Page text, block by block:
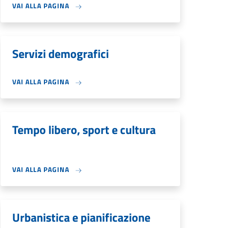
VAI ALLA PAGINA
Servizi demografici
VAI ALLA PAGINA
Tempo libero, sport e cultura
VAI ALLA PAGINA
Urbanistica e pianificazione